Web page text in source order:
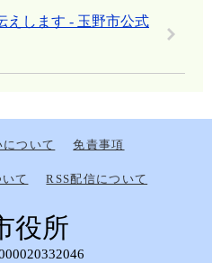
えします - 玉野市公式
ついて 免責事項
て RSS配信について
役所